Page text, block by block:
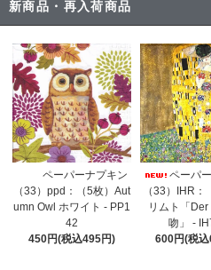
新商品・再入荷商品
ペーパーナプキン
（33）ppd：（5枚）Aut
umn Owl ホワイト - PP1
42
450円(税込495円)
ペーパ
（33）IHR：
リムト「
吻」 -
600円(税